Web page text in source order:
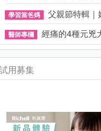
學習當爸媽 父親節特輯｜
醫師專欄 經痛的4種元兇大
用募集